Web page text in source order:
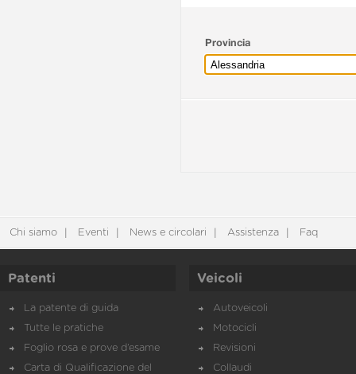
Provincia
Chi siamo Eventi News e circolari Assistenza Faq
Patenti
La patente di guida
Tutte le pratiche
Foglio rosa e prove d’esame
Carta di Qualificazione del
Veicoli
Autoveicoli
Motocicli
Revisioni
Collaudi